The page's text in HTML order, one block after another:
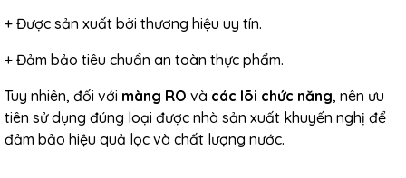
+ Được sản xuất bởi thương hiệu uy tín.
+ Đảm bảo tiêu chuẩn an toàn thực phẩm.
Tuy nhiên, đối với màng RO và các lõi chức năng, nên ưu
tiên sử dụng đúng loại được nhà sản xuất khuyến nghị để
đảm bảo hiệu quả lọc và chất lượng nước.